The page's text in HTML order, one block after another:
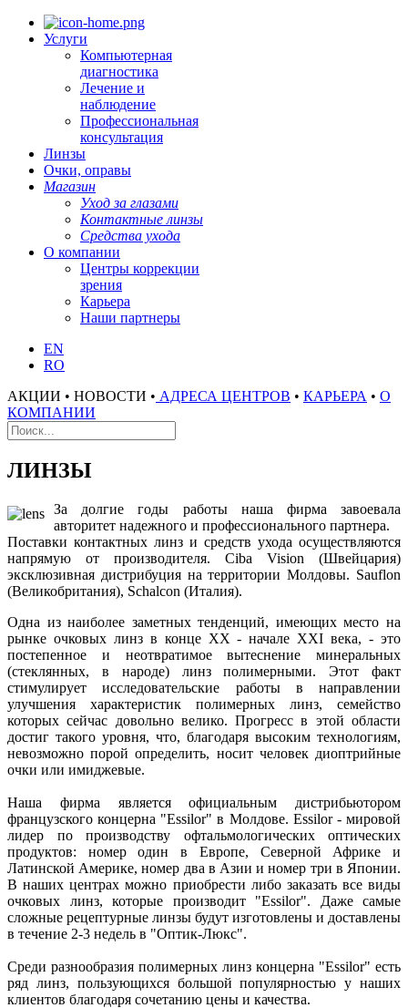
Услуги
Компьютерная
диагностика
Лечение и
наблюдение
Профессиональная
консультация
Линзы
Очки, оправы
Магазин
Уход за глазами
Контактные линзы
Средства ухода
О компании
Центры коррекции
зрения
Карьера
Наши партнеры
EN
RO
АКЦИИ • НОВОСТИ • АДРЕСА ЦЕНТРОВ • КАРЬЕРА • О
КОМПАНИИ
ЛИНЗЫ
За долгие годы работы наша фирма завоевала
авторитет надежного и профессионального партнера.
Поставки контактных линз и средств ухода осуществляются
напрямую от производителя. Ciba Vision (Швейцария)
эксклюзивная дистрибуция на территории Молдовы. Sauflon
(Великобритания), Schalcon (Италия).
Одна из наиболее заметных тенденций, имеющих место на
рынке очковых линз в конце ХХ - начале ХХI века, - это
постепенное и неотвратимое вытеснение минеральных
(стеклянных, в народе) линз полимерными. Этот факт
стимулирует исследовательские работы в направлении
улучшения характеристик полимерных линз, семейство
которых сейчас довольно велико. Прогресс в этой области
достиг такого уровня, что, благодаря высоким технологиям,
невозможно порой определить, носит человек диоптрийные
очки или имиджевые.
Наша фирма является официальным дистрибьютором
французского концерна "Essilor" в Молдове. Essilor - мировой
лидер по производству офтальмологических оптических
продуктов: номер один в Европе, Северной Африке и
Латинской Америке, номер два в Азии и номер три в Японии.
В наших центрах можно приобрести либо заказать все виды
очковых линз, которые производит "Essilor". Даже самые
сложные рецептурные линзы будут изготовлены и доставлены
в течение 2-3 недель в "Оптик-Люкс".
Среди разнообразия полимерных линз концерна "Essilor" есть
ряд линз, пользующихся большой популярностью у наших
клиентов благодаря сочетанию цены и качества.